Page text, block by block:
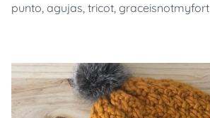
punto, agujas, tricot, graceisnotmyfort